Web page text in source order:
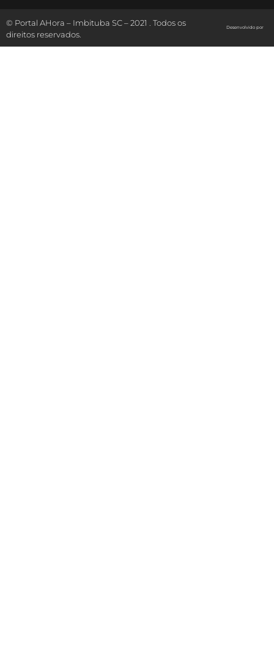
© Portal AHora – Imbituba SC – 2021 . Todos os
direitos reservados.
Desenvolvido por